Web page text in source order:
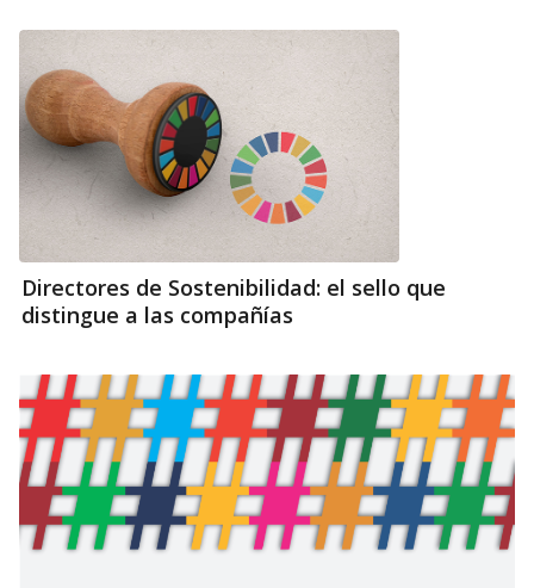
Directores de Sostenibilidad: el sello que
distingue a las compañías